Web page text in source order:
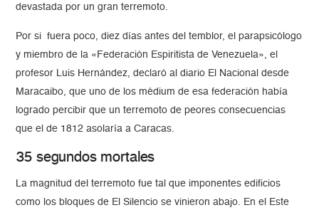
devastada por un gran terremoto.
Por si fuera poco, diez días antes del temblor, el parapsicólogo
y miembro de la «Federación Espiritista de Venezuela», el
profesor Luis Hernández, declaró al diario El Nacional desde
Maracaibo, que uno de los médium de esa federación había
logrado percibir que un terremoto de peores consecuencias
que el de 1812 asolaría a Caracas.
35 segundos mortales
La magnitud del terremoto fue tal que imponentes edificios
como los bloques de El Silencio se vinieron abajo. En el Este